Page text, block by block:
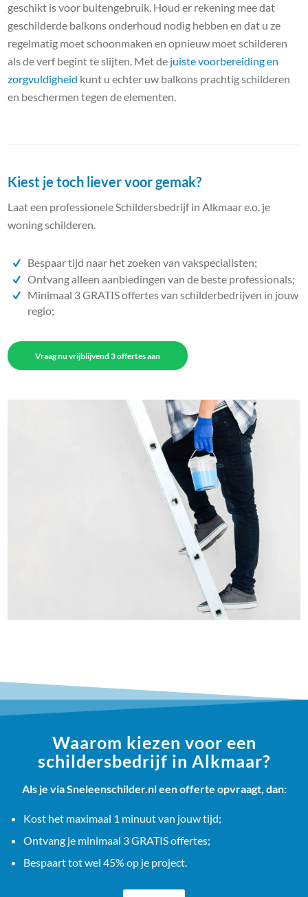
geschikt is voor buitengebruik. Houd er rekening mee dat
geschilderde balkons onderhoud nodig hebben en dat u ze
regelmatig moet schoonmaken en opnieuw moet schilderen
als de verf begint te slijten. Met de juiste voorbereiding en
zorgvuldigheid kunt u echter uw balkons prachtig schilderen
en beschermen tegen de elementen.
Kiest je toch liever voor gemak?
Laat een professionele Schildersbedrijf in Alkmaar e.o. je
woning schilderen.
Bespaar tijd naar het zoeken van vakspecialisten;
Ontvang alleen aanbiedingen van de beste professionals;
Minimaal 3 GRATIS offertes van schilderbedrijven in jouw
regio;
Vraag nu vrijblijvend 3 offertes aan
Waarom kiezen voor een
schildersbedrijf in Alkmaar?
Als je via Sneleenschilder.nl een offerte opvraagt, dan:
Kost het maximaal 1 minuut van jouw tijd;
Ontvang je minimaal 3 GRATIS offertes;
Bespaart tot wel 45% op je project.